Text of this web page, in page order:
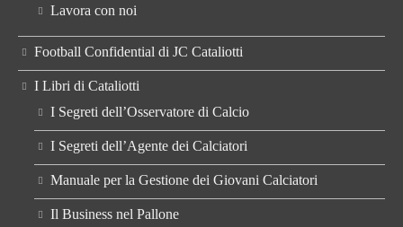
Lavora con noi
Football Confidential di JC Cataliotti
I Libri di Cataliotti
I Segreti dell’Osservatore di Calcio
I Segreti dell’Agente dei Calciatori
Manuale per la Gestione dei Giovani Calciatori
Il Business nel Pallone